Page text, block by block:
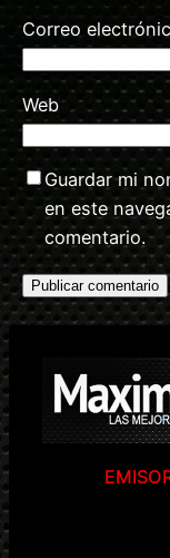
Correo
Web
Guardar mi
en este
comentario.